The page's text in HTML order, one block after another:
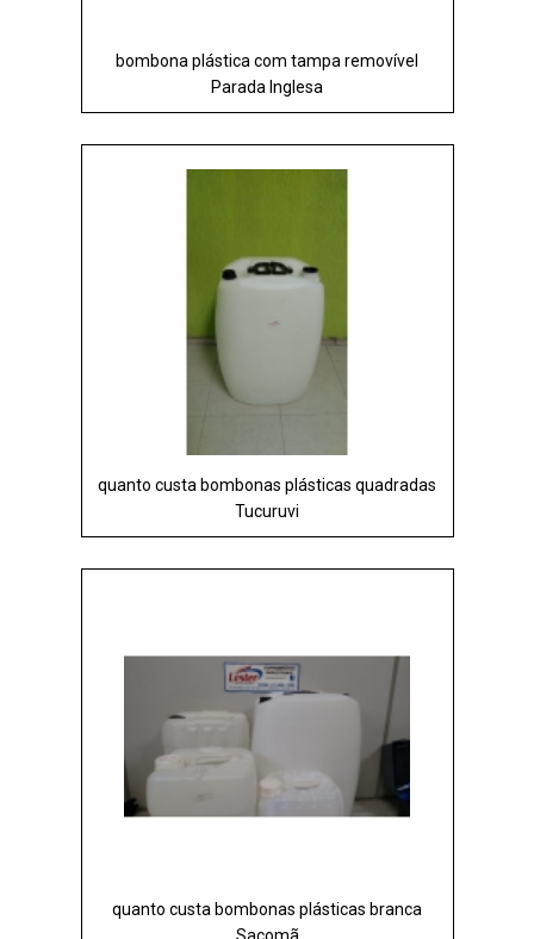
bombona plástica com tampa removível
Parada Inglesa
quanto custa bombonas plásticas quadradas
Tucuruvi
quanto custa bombonas plásticas branca
Sacomã